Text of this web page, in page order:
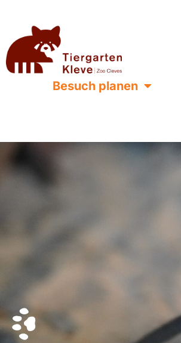
Besuch planen